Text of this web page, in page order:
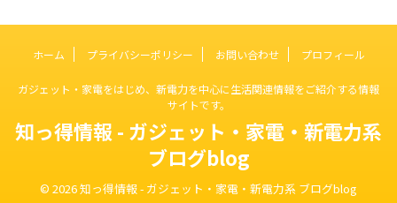
ホーム プライバシーポリシー お問い合わせ プロフィール
ガジェット・家電をはじめ、新電力を中心に生活関連情報をご紹介する情報
サイトです。
知っ得情報 - ガジェット・家電・新電力系
ブログblog
© 2026 知っ得情報 - ガジェット・家電・新電力系 ブログblog